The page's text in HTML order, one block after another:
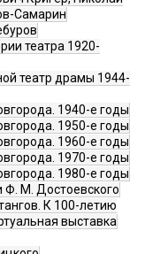
Самарин
театра 1920-
театр драмы 1944-
1940-е годы
1950-е годы
1960-е годы
1970-е годы
1980-е годы
М. Достоевского
К 100-летию
выставка